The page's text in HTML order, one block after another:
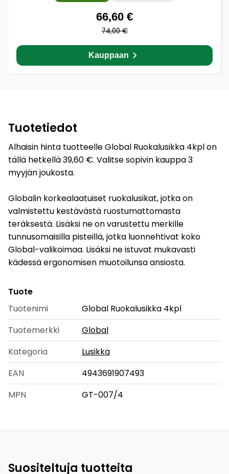
66,60 €
74,00 €
Kauppaan
Tuotetiedot
Alhaisin hinta tuotteelle Global Ruokalusikka 4kpl on
tällä hetkellä 39,60 €. Valitse sopivin kauppa 3
myyjän joukosta.
Globalin korkealaatuiset ruokalusikat, jotka on
valmistettu kestävästä ruostumattomasta
teräksestä. Lisäksi ne on varustettu merkille
tunnusomaisilla pisteillä, jotka luonnehtivat koko
Global-valikoimaa. Lisäksi ne istuvat mukavasti
kädessä ergonomisen muotoilunsa ansiosta.
Tuote
Tuotenimi
Global Ruokalusikka 4kpl
Tuotemerkki
Global
Kategoria
Lusikka
EAN
4943691907493
MPN
GT-007/4
Suositeltuja tuotteita